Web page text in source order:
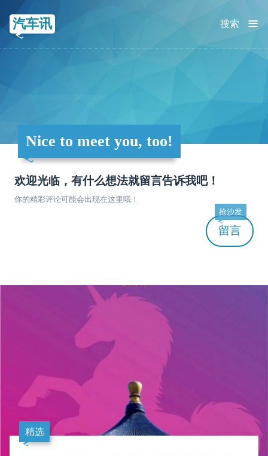
汽车讯 ≡
搜索
Nice to meet you, too!
欢迎光临，有什么想法就留言告诉我吧！
你的精彩评论可能会出现在这里哦！
留言
抢沙发
精选